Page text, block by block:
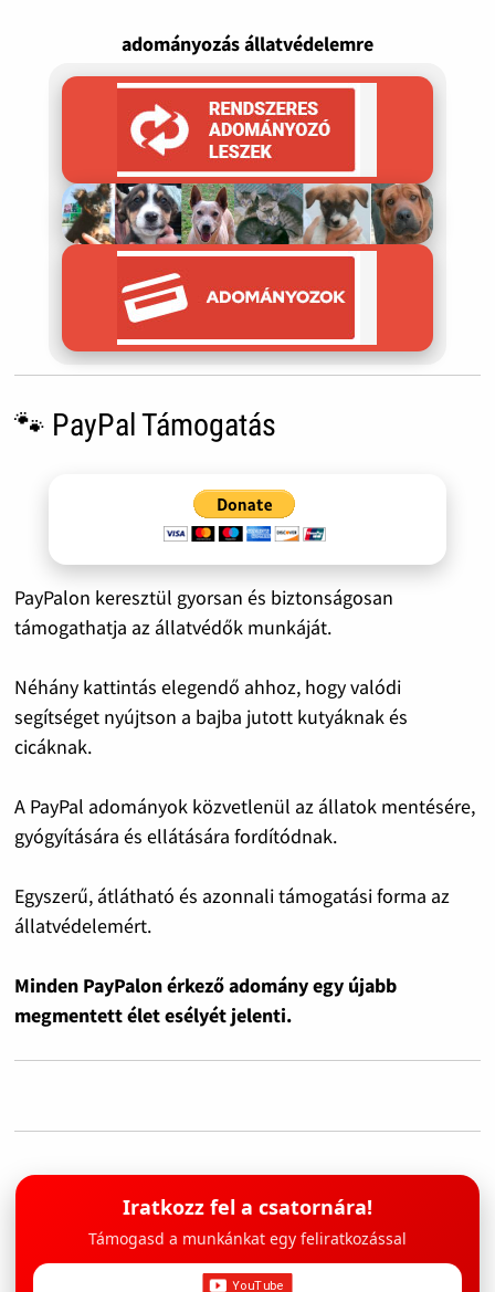
adományozás állatvédelemre
🐾 PayPal Támogatás
PayPalon keresztül gyorsan és biztonságosan
támogathatja az állatvédők munkáját.
Néhány kattintás elegendő ahhoz, hogy valódi
segítséget nyújtson a bajba jutott kutyáknak és
cicáknak.
A PayPal adományok közvetlenül az állatok mentésére,
gyógyítására és ellátására fordítódnak.
Egyszerű, átlátható és azonnali támogatási forma az
állatvédelemért.
Minden PayPalon érkező adomány egy újabb
megmentett élet esélyét jelenti.
Iratkozz fel a csatornára!
Támogasd a munkánkat egy feliratkozással